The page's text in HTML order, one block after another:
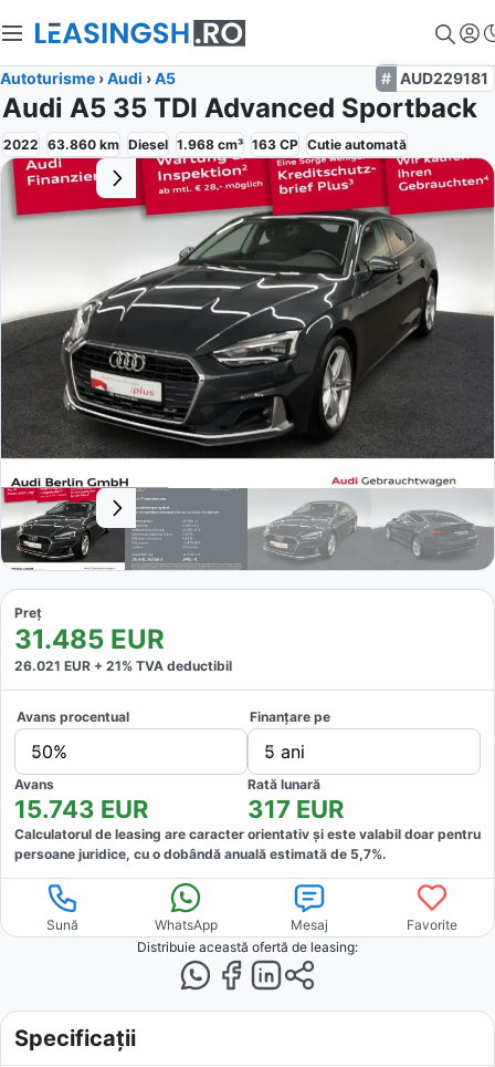
Autoturisme ›Audi ›A5 AUD229181
Audi A5 35 TDI Advanced Sportback
2022 63.860 km Diesel 1.968 cm³ 163 CP Cutie automată
Preț
31.485 EUR
26.021 EUR + 21% TVA deductibil
Avans procentual
50%
Finanțare pe
5 ani
Avans
15.743 EUR
Rată lunară
317 EUR
Calculatorul de leasing are caracter orientativ și este valabil doar pentru
persoane juridice, cu o dobândă anuală estimată de 5,7%.
Sună WhatsApp Mesaj
Favorite
Distribuie această ofertă de leasing:
Specificații